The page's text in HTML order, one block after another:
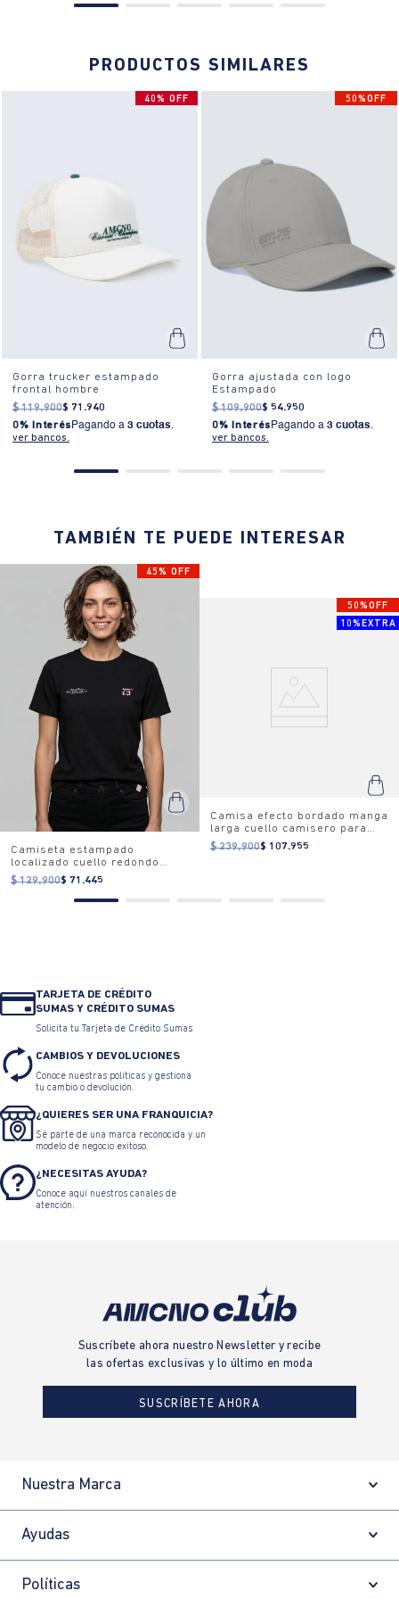
¿Cómo es el fit?:Gorra tipo camionero con frontal sólido y laterales
¿Cómo se usa?:Ideal para eventos casuales y deportivos, esta
gorra complementa perfectamente un look relajado.
PRODUCTOS SIMILARES
40% OFF
Gorra trucker estampado
frontal hombre
$ 119.900$ 71 .940
0% Interés Pagando a 3 cuotas.
ver bancos.
50%OFF
Gorra ajustada con logo
Estampado
$ 109.900$ 54.950
0% Interés Pagando a 3 cuotas.
ver bancos.
TAMBIÉN TE PUEDE INTERESAR
45% OFF
Camiseta estampado
localizado cuello redondo
para mujer
$ 129.900$ 71.445
50%OFF
10%EXTRA
Camisa efecto bordado manga
larga cuello camisero para
hombre
$ 239.900$ 107.955
TARJETA DE CRÉDITO
SUMAS Y CRÉDITO SUMAS
Solicita tu Tarjeta de Crédito Sumas
CAMBIOS Y DEVOLUCIONES
Conoce nuestras políticas y gestiona
tu cambio o devolución.
¿QUIERES SER UNA FRANQUICIA?
Sé parte de una marca reconocida y un
modelo de negocio exitoso.
¿NECESITAS AYUDA?
Conoce aquí nuestros canales de
atención.
Suscríbete ahora nuestro Newsletter y recibe
las ofertas exclusivas y lo último en moda
SUSCRÍBETE AHORA
Nuestra Marca
Ayudas
Políticas